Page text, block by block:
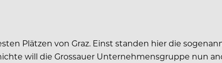
Plätzen von Graz. Einst standen hier die
will die Grossauer Unternehmensgruppe nun